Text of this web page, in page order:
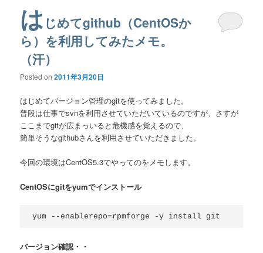
は じめてgithub（CentOSか
ら）を利用してみたメモ。
（汗）
Posted on2011年3月20日
はじめてバージョン管理のgitを使ってみました。
普段は仕事でsvnを利用させていただいているのですが、さすが
ここまでgitが広まっいると危機感を覚えるので、
簡単そうなgithubさんを利用させていただきました。
今回の環境はCentOS5.3でやってのをメモします。
CentOSにgitをyumでインストール
yum --enablerepo=rpmforge -y install git
バージョン確認・・